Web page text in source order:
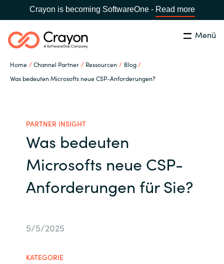
Crayon is becoming SoftwareOne - Read more
Menü
Home Channel Partner Ressourcen
Blog
Was bedeuten Microsofts neue CSP-Anforderungen?
Global site
Africa
Australia
Suchen Schließen
Unsere Expertise
Ressourcen
IT Campus - Customer Trainings
PARTNER INSIGHT
Was bedeuten
Microsofts neue CSP-
Anforderungen für Sie?
5/5/2025
KATEGORIE